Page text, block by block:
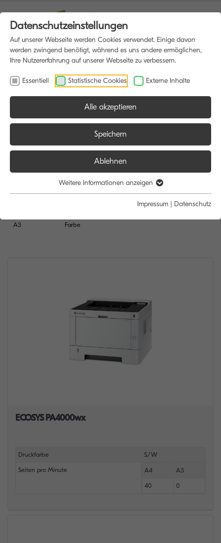
A3 Farbe
ECOSYS PA4000wx
Druckfarbe S/W
Seiten pro Minute A4 A3
40 0
Datenschutzeinstellungen
Auf unserer Webseite werden Cookies verwendet. Einige davon
werden zwingend benötigt, während es uns andere ermöglichen,
Ihre Nutzererfahrung auf unserer Webseite zu verbessern.
Essentiell Statistische Cookies Externe Inhalte
Alle akzeptieren
Speichern
Ablehnen
Weitere Informationen anzeigen
Impressum | Datenschutz